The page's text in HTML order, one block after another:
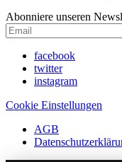
Abonniere unseren
facebook
twitter
instagram
Cookie Einstellungen
AGB